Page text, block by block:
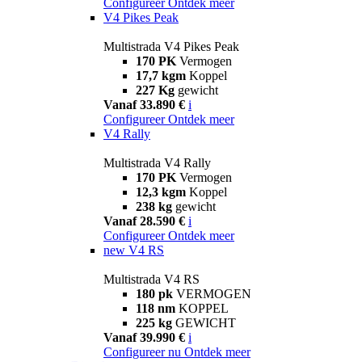
V4 Pikes Peak
Multistrada V4 Pikes Peak
170 PK Vermogen
17,7 kgm Koppel
227 Kg gewicht
Vanaf 33.890 € i
Configureer Ontdek meer
V4 Rally
Multistrada V4 Rally
170 PK Vermogen
12,3 kgm Koppel
238 kg gewicht
Vanaf 28.590 € i
Configureer Ontdek meer
new V4 RS
Multistrada V4 RS
180 pk VERMOGEN
118 nm KOPPEL
225 kg GEWICHT
Vanaf 39.990 € i
Configureer nu Ontdek meer